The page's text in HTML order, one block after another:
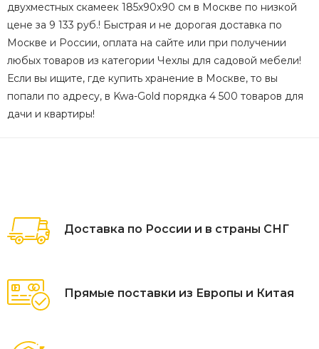
двухместных скамеек 185x90x90 см в Москве по низкой
цене за 9 133 руб.! Быстрая и не дорогая доставка по
Москве и России, оплата на сайте или при получении
любых товаров из категории Чехлы для садовой мебели!
Если вы ищите, где купить хранение в Москве, то вы
попали по адресу, в Kwa-Gold порядка 4 500 товаров для
дачи и квартиры!
Доставка по России и в страны СНГ
Прямые поставки из Европы и Китая